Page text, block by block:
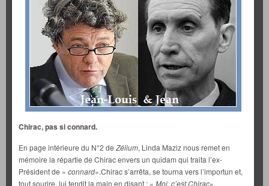
Chirac, pas si connard.
En page intérieure du N°2 de Zélium, Linda Maziz nous remet en
mémoire la répartie de Chirac envers un quidam qui traita l’ex-
Président de « connard».Chirac s’arrêta, se tourna vers l’importun et,
tout sourire, lui tendit la main en disant : « Moi, c’est Chirac».